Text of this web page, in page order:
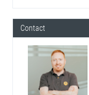
Contact